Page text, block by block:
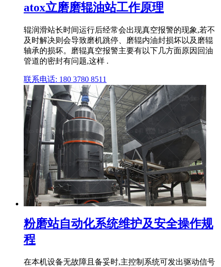
atox立磨磨辊油站工作原理
辊润滑站长时间运行后经常会出现真空报警的现象,若不
及时解决则会导致磨机跳停、磨辊内油封损坏以及磨辊
轴承的损坏。磨辊真空报警主要有以下几方面原因回油
管道的密封有问题,这样 .
联系电话: 180 3780 8511
粉磨站自动化系统维护及安全操作规
程
在本机设备无故障且备妥时,主控制系统可发出驱动信号